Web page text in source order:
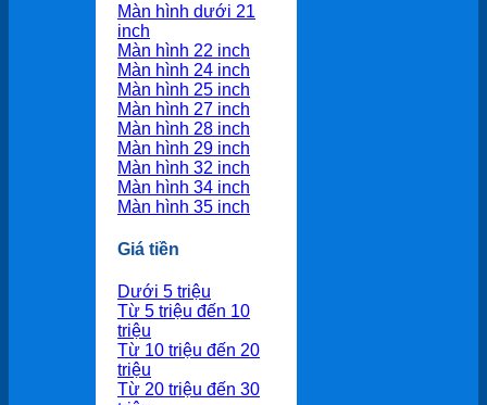
Màn hình dưới 21
inch
Màn hình 22 inch
Màn hình 24 inch
Màn hình 25 inch
Màn hình 27 inch
Màn hình 28 inch
Màn hình 29 inch
Màn hình 32 inch
Màn hình 34 inch
Màn hình 35 inch
Giá tiền
Dưới 5 triệu
Từ 5 triệu đến 10
triệu
Từ 10 triệu đến 20
triệu
Từ 20 triệu đến 30